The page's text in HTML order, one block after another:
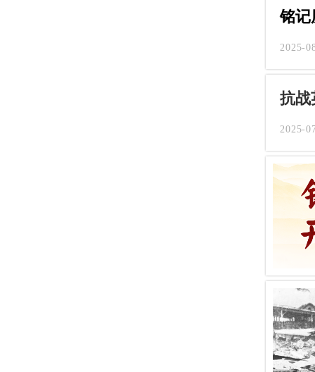
铭记
2025-
抗战
2025-